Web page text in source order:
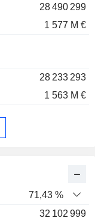
28 490 299
1 577 M €
28 233 293
1 563 M €
71,43 %
32 102 999